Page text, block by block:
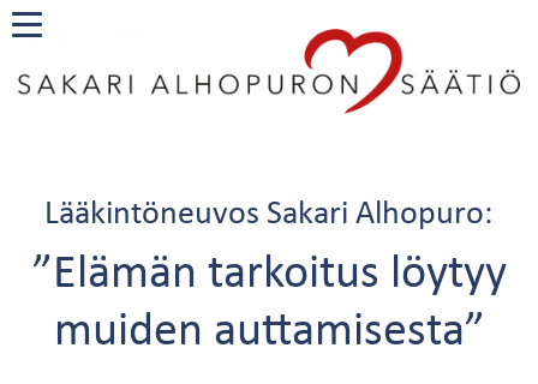
Lääkintöneuvos Sakari Alhopuro:
”Elämän tarkoitus löytyy
muiden auttamisesta”